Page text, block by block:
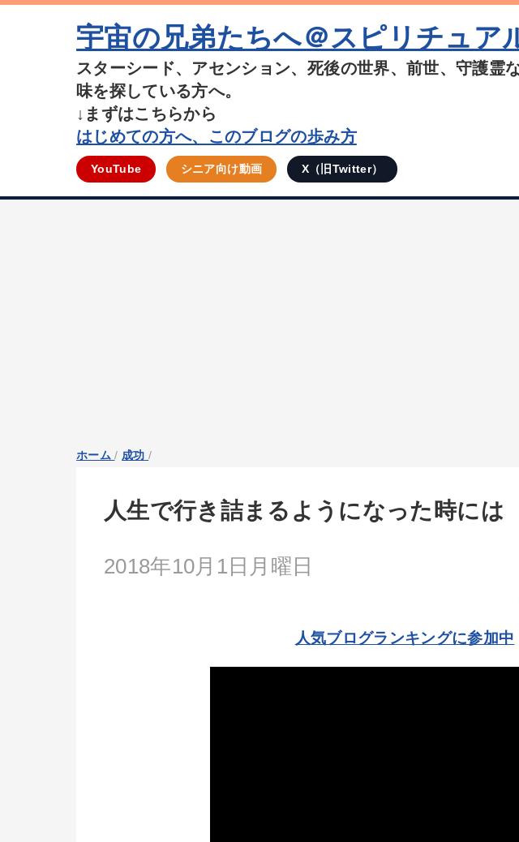
宇宙の兄弟たちへ＠スピリチュ
スターシード、アセンション、死後の世界、前世、守護
味を探している方へ。
↓まずはこちらから
はじめての方へ、このブログの歩み方
YouTube シニア向け動画 X（旧Twitter）
ホーム / 成功 /
人生で行き詰まるようになった時には
2018年10月1日月曜日
人気ブログランキングに参加中